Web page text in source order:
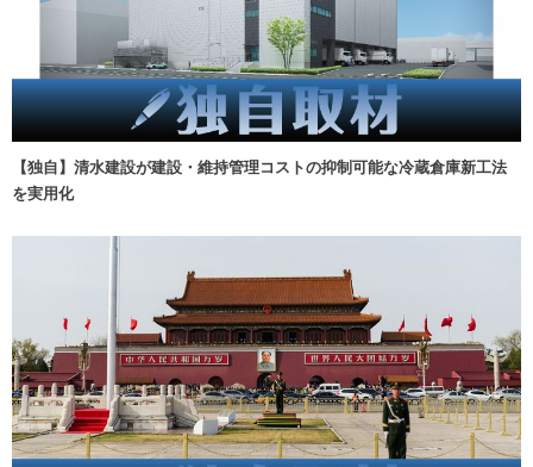
【独自】清水建設が建設・維持管理コストの抑制可能な冷蔵倉庫新工法
を実用化